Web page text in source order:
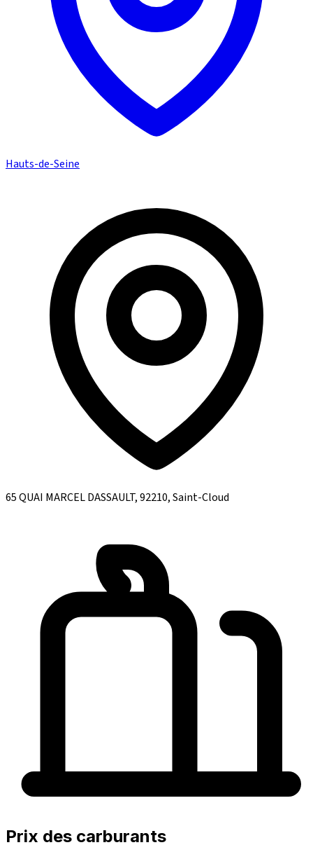
Hauts-de-Seine
65 QUAI MARCEL DASSAULT, 92210, Saint-Cloud
Prix des carburants